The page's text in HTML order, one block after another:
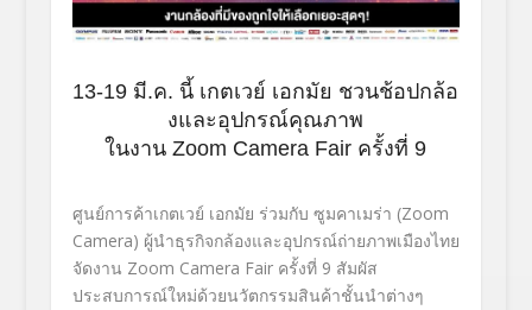
13-19 มี.ค. นี้ เกตเวย์ เอกมัย ชวนช้อปกล้อ
งและอุปกรณ์คุณภาพ
ในงาน Zoom Camera Fair ครั้งที่ 9
ศูนย์การค้าเกตเวย์ เอกมัย ร่วมกับ ซูมคาเมร่า (Zoom
Camera) ผู้นำธุรกิจกล้องและอุปกรณ์ถ่ายภาพเมืองไทย
จัดงาน Zoom Camera Fair ครั้งที่ 9 สัมผัส
ประสบการณ์ใหม่ด้วยนวัตกรรมสินค้าชั้นนำต่างๆ